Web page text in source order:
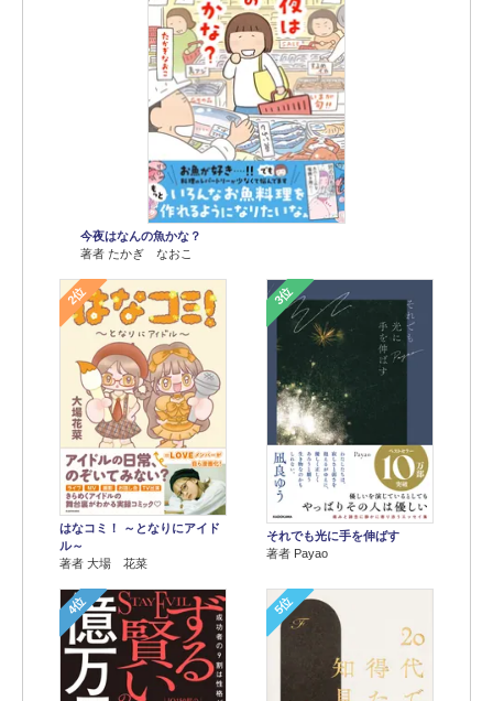
今夜はなんの魚かな？
著者 たかぎ なおこ
2位
はなコミ！ ～となりにアイド
ル～
著者 大場 花菜
3位
それでも光に手を伸ばす
著者 Payao
4位 5位